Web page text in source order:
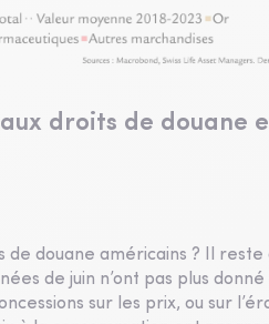
droits de douane
de douane américains ? Il
de juin n’ont pas plus donné
sur les prix, ou sur